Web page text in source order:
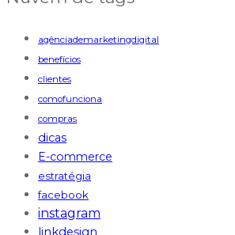
agênciademarketingdigital
benefícios
clientes
comofunciona
compras
dicas
E-commerce
estratégia
facebook
instagram
linkdesign